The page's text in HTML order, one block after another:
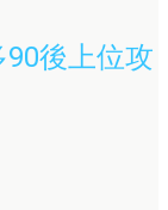
後上位攻